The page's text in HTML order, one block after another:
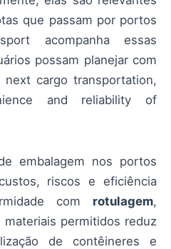
que passam por portos
acompanha essas
possam planejar com
next cargo transportation,
and reliability of
embalagem nos portos
riscos e eficiência
com rotulagem,
materiais permitidos reduz
de contêineres e